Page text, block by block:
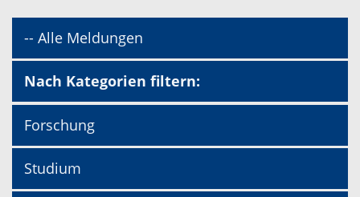
-- Alle Meldungen
Nach Kategorien filtern:
Forschung
Studium